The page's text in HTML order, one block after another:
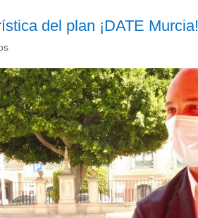
del plan ¡DATE Murcia!